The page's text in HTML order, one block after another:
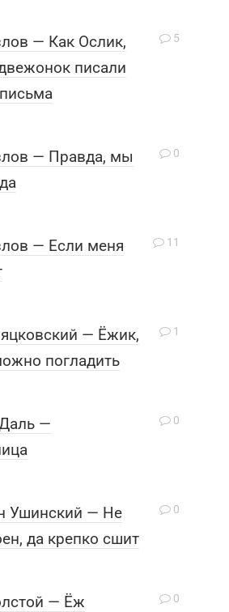
5
— Как Ослик,
писали
0
— Правда, мы
11
— Если меня
1
— Ёжик,
погладить
0
—
0
Ушинский — Не
да крепко сшит
0
— Ёж